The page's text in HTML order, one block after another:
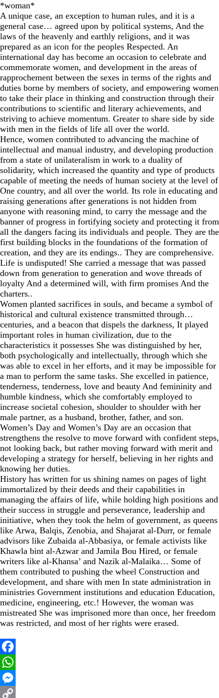
*woman*
A unique case, an exception to human rules, and it is a
general case… agreed upon by political systems, And the
laws of the heavenly and earthly religions, and it was
prepared as an icon for the peoples Respected. An
international day has become an occasion to celebrate and
commemorate women, and development in the areas of
rapprochement between the sexes in terms of the rights and
duties borne by members of society, and empowering women
to take their place in thinking and construction through their
contributions to scientific and literary achievements, and
striving to achieve momentum. Greater to share side by side
with men in the fields of life all over the world.
Hence, women contributed to advancing the machine of
intellectual and manual industry, and developing production
from a state of unilateralism in work to a duality of
solidarity, which increased the quantity and type of products
capable of meeting the needs of human society at the level of
One country, and all over the world. Its role in educating and
raising generations after generations is not hidden from
anyone with reasoning mind, to carry the message and the
banner of progress in fortifying society and protecting it from
all the dangers facing its individuals and people. They are the
first building blocks in the foundations of the formation of
creation, and they are its endings.. They are comprehensive.
Life is undisputed! She carried a message that was passed
down from generation to generation and wove threads of
loyalty And a determined will, with firm promises And the
charters..
Women planted sacrifices in souls, and became a symbol of
historical and cultural existence transmitted through…
centuries, and a beacon that dispels the darkness, It played
important roles in human civilization, due to the
characteristics it possesses She was distinguished by her,
both psychologically and intellectually, through which she
was able to excel in her efforts, and it may be impossible for
a man to perform the same tasks. She excelled in patience,
tenderness, tenderness, love and beauty And femininity and
humble kindness, which she comfortably employed to
increase societal cohesion, shoulder to shoulder with her
male partner, as a husband, brother, father, and son.
Women’s Day and Women’s Day are an occasion that
strengthens the resolve to move forward with confident steps,
not looking back, but rather moving forward with merit and
developing a strategy for herself, believing in her rights and
knowing her duties.
History has written for us shining names on pages of light
immortalized by their deeds and their capabilities in
managing the affairs of life, while holding high positions and
their success in struggle and perseverance, leadership and
initiative, when they took the helm of government, as queens
like Arwa, Balqis, Zenobia, and Shajarat al-Durr, or female
advisors like Zubaida al-Abbasiya, or female activists like
Khawla bint al-Azwar and Jamila Bou Hired, or female
writers like al-Khansa’ and Nazik al-Malaika… Some of
them contributed to pushing the wheel Construction and
development, and share with men In state administration in
ministries Government institutions and education Education,
medicine, engineering, etc.! However, the woman was
mistreated She was imprisoned more than once, her freedom
was restricted, and most of her rights were erased.
Facebook
WhatsApp
Messenger